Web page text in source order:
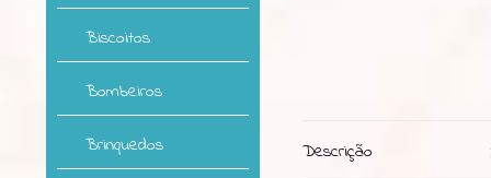
Descrição
Biscoitos
Bombeiros
Brinquedos